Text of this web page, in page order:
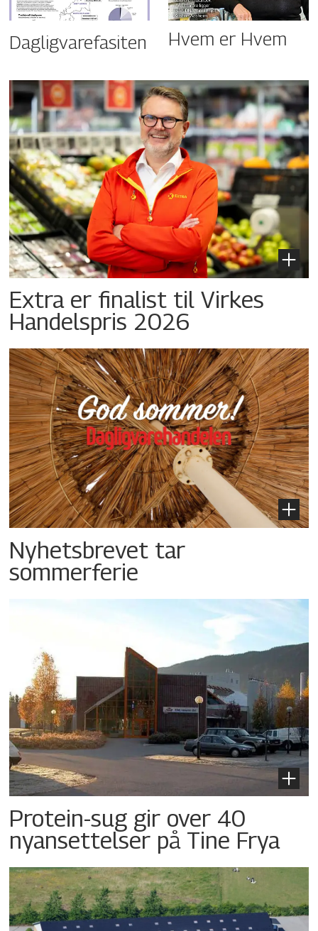
Dagligvarefasiten Hvem er Hvem
Extra er finalist til Virkes
Handelspris 2026
Nyhetsbrevet tar
sommerferie
Protein-sug gir over 40
nyansettelser på Tine Frya